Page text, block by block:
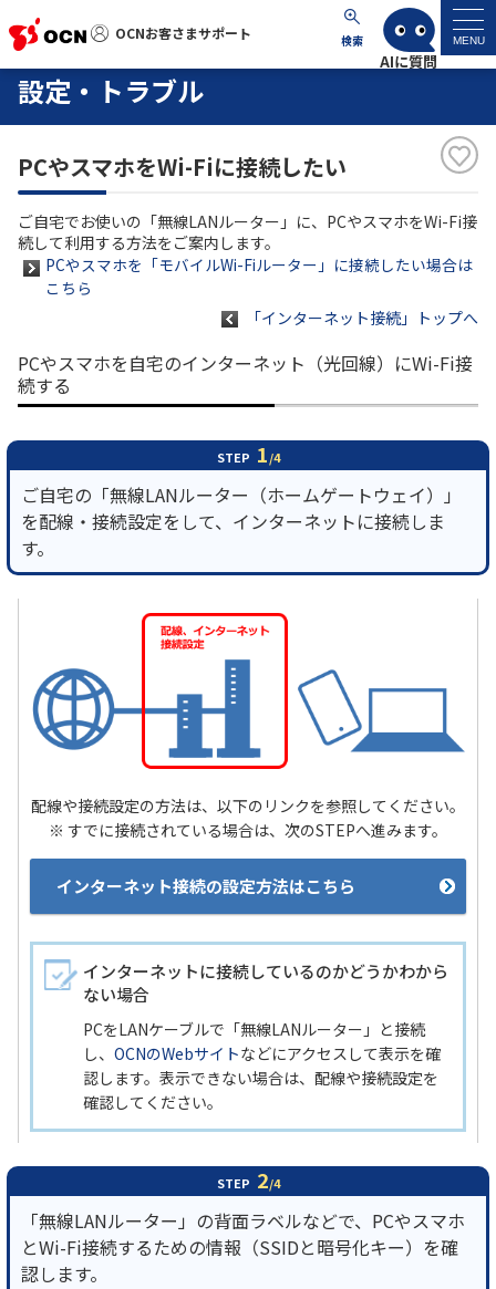
OCNお客さまサポート 検索 MENU
OCNお客さまサポート
サポートトップ
サービス名から探す
よくあるご質問
工事・故障情報
お問い合わせ
NTTドコモビジネスのお客さ
サービス
OCN サービス一覧
設定・トラブル
PCやスマホをWi-Fiに接続したい
ご自宅でお使いの「無線LANルーター」に、PCやスマホをWi-Fi接
続して利用する方法をご案内します。
PCやスマホを「モバイルWi-Fiルーター」に接続したい場合は
こちら
「インターネット接続」トップへ
PCやスマホを自宅のインターネット（光回線）にWi-Fi接
続する
STEP 1/4
ご自宅の「無線LANルーター（ホームゲートウェイ）」
を配線・接続設定をして、インターネットに接続しま
す。
配線や接続設定の方法は、以下のリンクを参照してください。
※ すでに接続されている場合は、次のSTEPへ進みます。
インターネット接続の設定方法はこちら
インターネットに接続しているのかどうかわから
ない場合
PCをLANケーブルで「無線LANルーター」と接続
し、 OCNのWebサイトなどにアクセスして表示を確
認します。表示できない場合は、配線や接続設定を
確認してください。
STEP 2/4
「無線LANルーター」の背面ラベルなどで、PCやスマホ
とWi-Fi接続するための情報（SSIDと暗号化キー）を確
認します。